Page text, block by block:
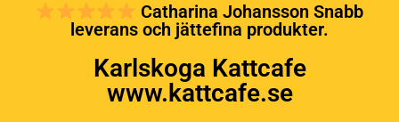
Catharina Johansson Snabb
leverans och jättefina produkter.
Karlskoga Kattcafe
www.kattcafe.se